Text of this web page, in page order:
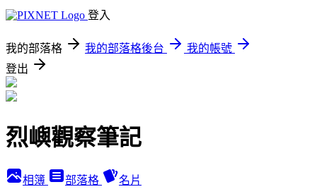
登入
我的部落格 我的部落格後台
我的帳號
登出
烈嶼觀察筆記
相簿 部落格 名片